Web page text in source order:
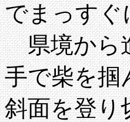
でまっすぐ
県境から
手で柴を掴
斜面を登り